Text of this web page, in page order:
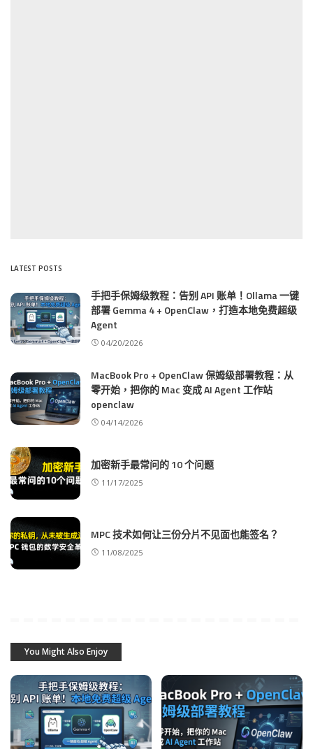
LATEST POSTS
手把手保姆级教程：告别 API 账单！Ollama 一键
部署 Gemma 4 + OpenClaw，打造本地免费超级
Agent
04/20/2026
MacBook Pro + OpenClaw 保姆级部署教程：从
零开始，把你的 Mac 变成 AI Agent 工作站
openclaw
04/14/2026
加密新手最常问的 10 个问题
11/17/2025
MPC 技术如何让三份分片不见面也能签名？
11/08/2025
You Might Also Enjoy